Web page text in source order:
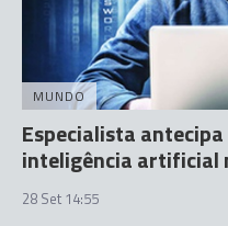
MUNDO
Especialista
inteligência artificial
28 Set 14:55